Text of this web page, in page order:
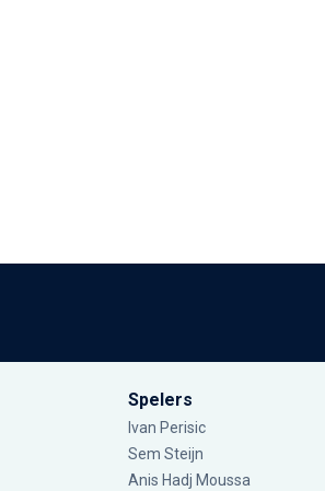
Spelers
Ivan Perisic
Sem Steijn
Anis Hadj Moussa